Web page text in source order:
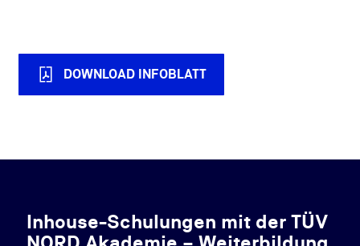
DOWNLOAD INFOBLATT
Inhouse-Schulungen mit der TÜV